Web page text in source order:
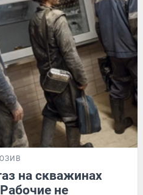
на скважинах
не